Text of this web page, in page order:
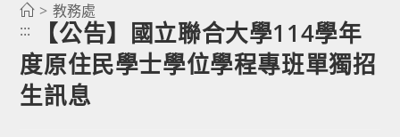
> 教務處
:::
【公告】國立聯合大學114學年
度原住民學士學位學程專班單獨招
生訊息